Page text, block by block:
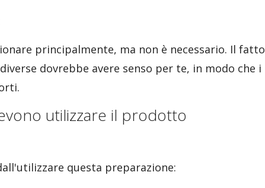
principalmente, ma non è necessario. Il fatto
dovrebbe avere senso per te, in modo che i
utilizzare il prodotto
questa preparazione: